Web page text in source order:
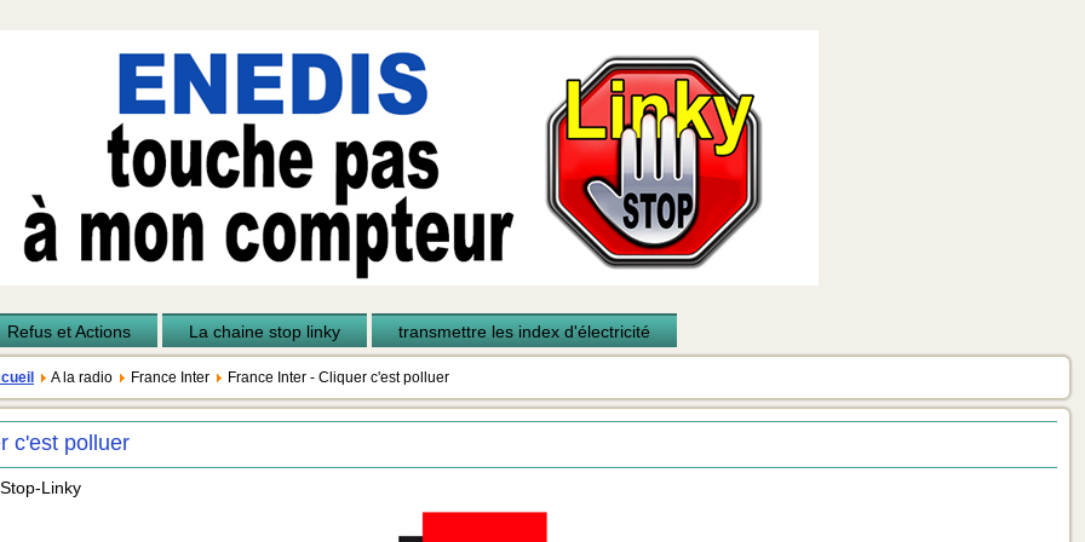
Refus et Actions La chaine stop linky transmettre les index d'électricité
A la radio France Inter France Inter - Cliquer c'est polluer
c'est polluer
Linky